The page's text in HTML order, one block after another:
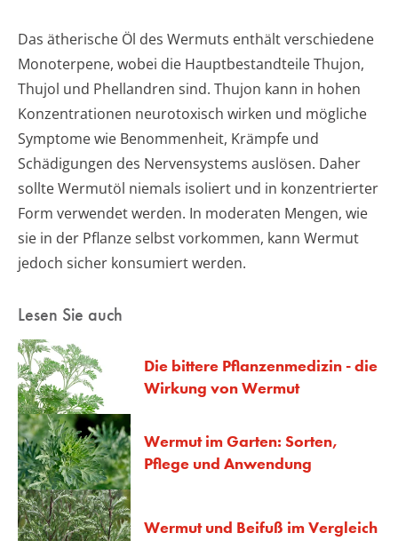
Das ätherische Öl des Wermuts enthält verschiedene
Monoterpene, wobei die Hauptbestandteile Thujon,
Thujol und Phellandren sind. Thujon kann in hohen
Konzentrationen neurotoxisch wirken und mögliche
Symptome wie Benommenheit, Krämpfe und
Schädigungen des Nervensystems auslösen. Daher
sollte Wermutöl niemals isoliert und in konzentrierter
Form verwendet werden. In moderaten Mengen, wie
sie in der Pflanze selbst vorkommen, kann Wermut
jedoch sicher konsumiert werden.
Lesen Sie auch
Die bittere Pflanzenmedizin - die
Wirkung von Wermut
Wermut im Garten: Sorten,
Pflege und Anwendung
Wermut und Beifuß im Vergleich